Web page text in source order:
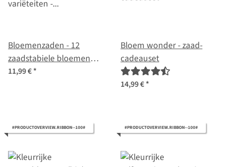
Bloemenzaden - 12
zaadstabiele bloemen
variëteiten - wild &
11,99 €*
Bloem wonder - zaad-
cadeauset
14,99 €*
#PRODUCTOVERVIEW.RIBBON--100# #PRODUCTOVERVIEW.RIBBON--100#